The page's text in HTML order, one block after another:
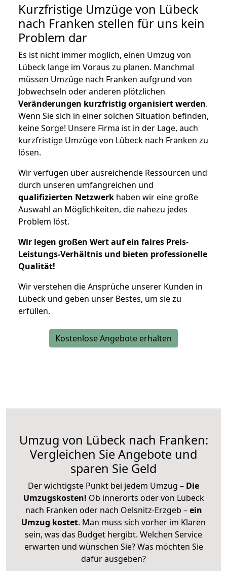
Kurzfristige Umzüge von Lübeck
nach Franken stellen für uns kein
Problem dar
Es ist nicht immer möglich, einen Umzug von
Lübeck lange im Voraus zu planen. Manchmal
müssen Umzüge nach Franken aufgrund von
Jobwechseln oder anderen plötzlichen
Veränderungen kurzfristig organisiert werden.
Wenn Sie sich in einer solchen Situation befinden,
keine Sorge! Unsere Firma ist in der Lage, auch
kurzfristige Umzüge von Lübeck nach Franken zu
lösen.
Wir verfügen über ausreichende Ressourcen und
durch unseren umfangreichen und
qualifizierten Netzwerk haben wir eine große
Auswahl an Möglichkeiten, die nahezu jedes
Problem löst.
Wir legen großen Wert auf ein faires Preis-
Leistungs-Verhältnis und bieten professionelle
Qualität!
Wir verstehen die Ansprüche unserer Kunden in
Lübeck und geben unser Bestes, um sie zu
erfüllen.
Kostenlose Angebote erhalten
Umzug von Lübeck nach Franken:
Vergleichen Sie Angebote und
sparen Sie Geld
Der wichtigste Punkt bei jedem Umzug – Die
Umzugskosten! Ob innerorts oder von Lübeck
nach Franken oder nach Oelsnitz-Erzgeb –ein
Umzug kostet. Man muss sich vorher im Klaren
sein, was das Budget hergibt. Welchen Service
erwarten und wünschen Sie? Was möchten Sie
dafür ausgeben?